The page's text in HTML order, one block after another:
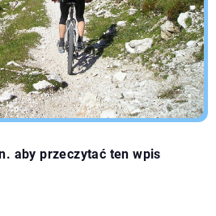
aby przeczytać ten wpis